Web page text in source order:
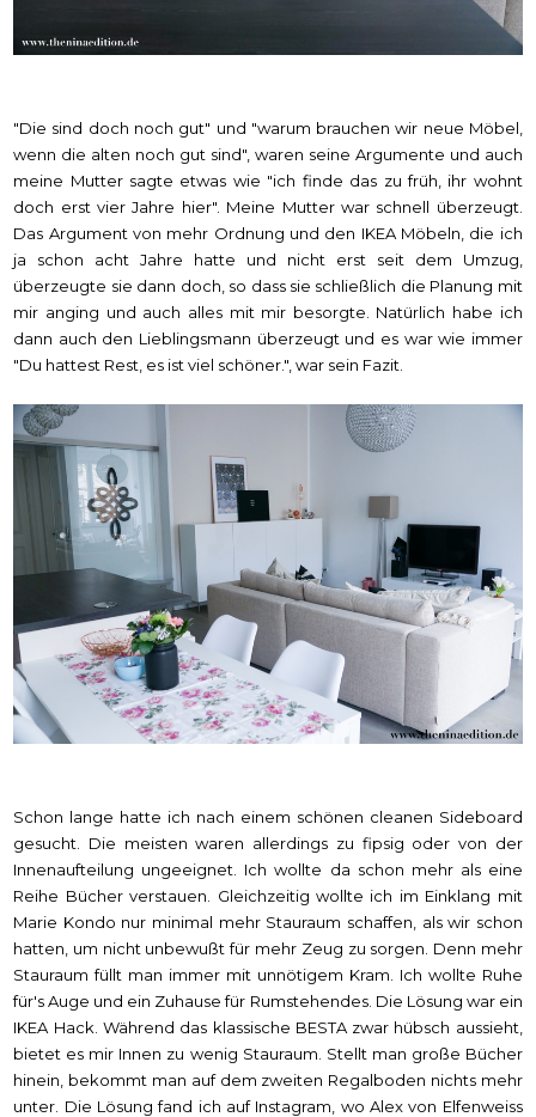
"Die sind doch noch gut" und "warum brauchen wir neue Möbel,
wenn die alten noch gut sind", waren seine Argumente und auch
meine Mutter sagte etwas wie "ich finde das zu früh, ihr wohnt
doch erst vier Jahre hier". Meine Mutter war schnell überzeugt.
Das Argument von mehr Ordnung und den IKEA Möbeln, die ich
ja schon acht Jahre hatte und nicht erst seit dem Umzug,
überzeugte sie dann doch, so dass sie schließlich die Planung mit
mir anging und auch alles mit mir besorgte. Natürlich habe ich
dann auch den Lieblingsmann überzeugt und es war wie immer
"Du hattest Rest, es ist viel schöner.", war sein Fazit.
Schon lange hatte ich nach einem schönen cleanen Sideboard
gesucht. Die meisten waren allerdings zu fipsig oder von der
Innenaufteilung ungeeignet. Ich wollte da schon mehr als eine
Reihe Bücher verstauen. Gleichzeitig wollte ich im Einklang mit
Marie Kondo nur minimal mehr Stauraum schaffen, als wir schon
hatten, um nicht unbewußt für mehr Zeug zu sorgen. Denn mehr
Stauraum füllt man immer mit unnötigem Kram. Ich wollte Ruhe
für's Auge und ein Zuhause für Rumstehendes. Die Lösung war ein
IKEA Hack. Während das klassische BESTA zwar hübsch aussieht,
bietet es mir Innen zu wenig Stauraum. Stellt man große Bücher
hinein, bekommt man auf dem zweiten Regalboden nichts mehr
unter. Die Lösung fand ich auf Instagram, wo Alex von Elfenweiss